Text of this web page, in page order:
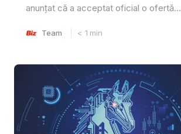
anunțat că a acceptat oficial o ofertă...
Team < 1 min